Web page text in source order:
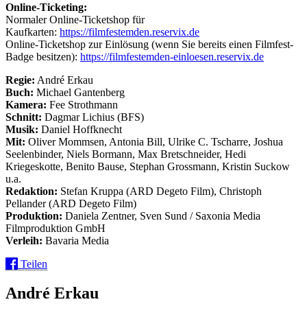
Online-Ticketing:
Normaler Online-Ticketshop für
Kaufkarten: https://filmfestemden.reservix.de
Online-Ticketshop zur Einlösung (wenn Sie bereits einen Filmfest-
Badge besitzen): https://filmfestemden-einloesen.reservix.de
Regie: André Erkau
Buch: Michael Gantenberg
Kamera: Fee Strothmann
Schnitt: Dagmar Lichius (BFS)
Musik: Daniel Hoffknecht
Mit: Oliver Mommsen, Antonia Bill, Ulrike C. Tscharre, Joshua
Seelenbinder, Niels Bormann, Max Bretschneider, Hedi
Kriegeskotte, Benito Bause, Stephan Grossmann, Kristin Suckow
u.a.
Redaktion: Stefan Kruppa (ARD Degeto Film), Christoph
Pellander (ARD Degeto Film)
Produktion: Daniela Zentner, Sven Sund / Saxonia Media
Filmproduktion GmbH
Verleih: Bavaria Media
Teilen
André Erkau